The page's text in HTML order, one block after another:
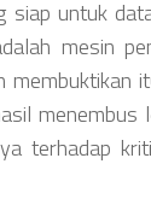
siap untuk
mesin
membuktikan
menembus
terhadap